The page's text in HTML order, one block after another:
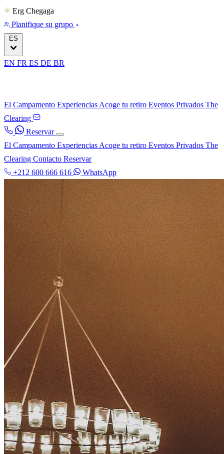
Erg Chegaga
Planifique su grupo
ES
EN FR ES DE BR
El Campamento Experiencias Acoge tu retiro Eventos Privados The
Clearing
Reservar
El Campamento Experiencias Acoge tu retiro Eventos Privados The
Clearing Contacto Reservar
+212 600 666 616
WhatsApp